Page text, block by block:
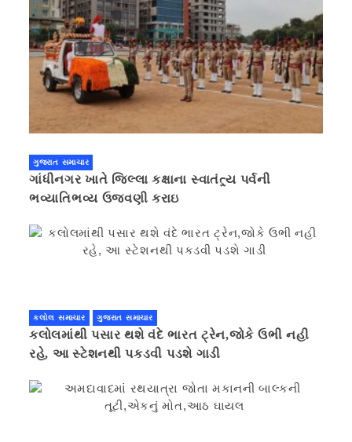
ગુજરાત સમાચાર
ગાંધીનગર ખાતે જિલ્લા કક્ષાના સ્વાતંત્ર્ય પર્વની
ભવ્યાતિભવ્ય ઉજવણી કરાઇ
કલોલ સમાચાર ગુજરાત સમાચાર
કલોલમાંથી પસાર થશે વંદે ભારત ટ્રેન,જોકે ઉભી નહી
રહે, આ સ્ટેશનથી પકડવી પડશે ગાડી